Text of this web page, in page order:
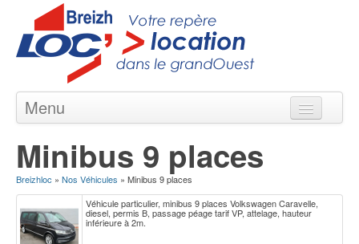
Menu
Nos Agences en Bretagne
Nos Véhicules
Nos Offres
Contact
Minibus 9 places
Breizhloc » Nos Véhicules » Minibus 9 places
Véhicule particulier, minibus 9 places Volkswagen Caravelle,
diesel, permis B, passage péage tarif VP, attelage, hauteur
inférieure à 2m.